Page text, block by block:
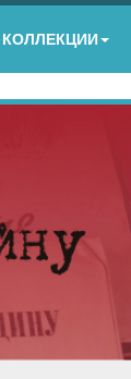
КОЛЛЕКЦИИ